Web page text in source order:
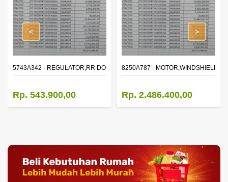
WINDOW,LH
5743A342 - REGULATOR,RR DOOR WINDOW,RH
Rp. 543.900,00
8250A787 - MOTOR,WINDSHIELD
Rp. 2.486.400,00
< >